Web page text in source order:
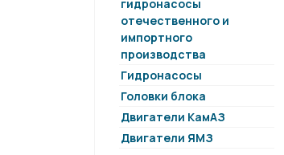
гидронасосы
отечественного и
импортного
производства
Гидронасосы
Головки блока
Двигатели КамАЗ
Двигатели ЯМЗ